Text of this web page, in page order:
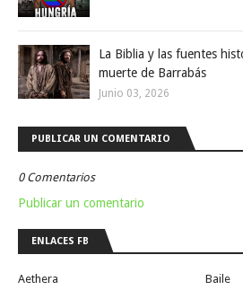
La Biblia y las fuentes
muerte de Barrabás
Junio 03, 2026
PUBLICAR UN COMENTARIO
0 Comentarios
Publicar un comentario
ENLACES FB
Aethera
Baile